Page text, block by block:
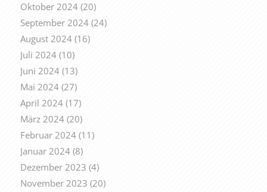
Oktober 2024(20)
September 2024(24)
August 2024(16)
Juli 2024(10)
Juni 2024(13)
Mai 2024(27)
April 2024(17)
März 2024(20)
Februar 2024(11)
Januar 2024(8)
Dezember 2023 (4)
November 2023 (20)